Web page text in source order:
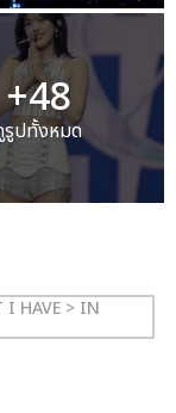
+48
รูปทั้งหมด
I HAVE > IN